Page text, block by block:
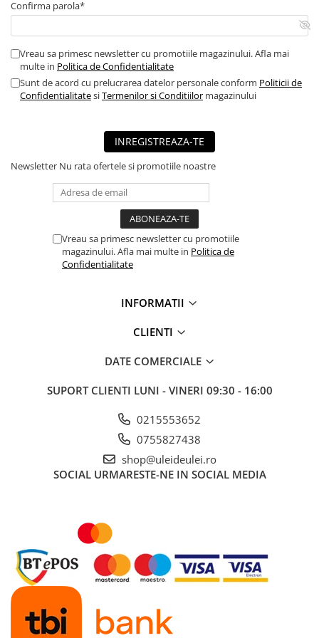
■ Capace roti
■ Stergatoare auto
■ Suporturi portbagaj
■ Consumabile service
■ Echipamente de ridicare
■ Echipamente atelier
■ Scule si echipamente
pneumatice
■ Consumabile vopsitorie
■ Lampi camioane
■ Accesorii vehicule electrice
► Ulei motor autoturisme
■ Ulei motor CASTROL
■ Ulei motor MOBIL
■ Ulei motor MOTUL
■ Ulei motor FUCHS
■ Ulei motor VALVOLINE
Confirma parola*
Vreau sa primesc newsletter cu promotiile magazinului. Afla mai
multe in Politica de Confidentialitate
Sunt de acord cu prelucrarea datelor personale conform Politicii de
ConfidentialitatesiTermenilor si Conditiilor magazinului
INREGISTREAZA-TE
Newsletter Nu rata ofertele si promotiile noastre
Vreau sa primesc newsletter cu promotiile
magazinului. Afla mai multe in Politica de
Confidentialitate
INFORMATII
CLIENTI
DATE COMERCIALE
SUPORT CLIENTI LUNI - VINERI 09:30 - 16:00
0215553652
0755827438
shop@uleideulei.ro
SOCIAL URMARESTE-NE IN SOCIAL MEDIA